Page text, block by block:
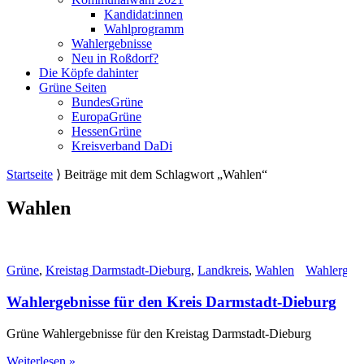
Kandidat:innen
Wahlprogramm
Wahlergebnisse
Neu in Roßdorf?
Die Köpfe dahinter
Grüne Seiten
BundesGrüne
EuropaGrüne
HessenGrüne
Kreisverband DaDi
Startseite ⟩ Beiträge mit dem Schlagwort „Wahlen“
Wahlen
Grüne, Kreistag Darmstadt-Dieburg, Landkreis, Wahlen
Wahlergebnisse für den Kreis Darmstadt-Dieburg
Grüne Wahlergebnisse für den Kreistag Darmstadt-Dieburg
Weiterlesen »